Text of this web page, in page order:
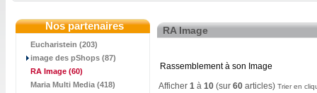
Nos partenaires
Eucharistein (203)
image des pShops (87)
RA Image (60)
Maria Multi Media (418)
RA Image
Rassemblement à son Image
Afficher 1 à 10 (sur 60 articles) Trier en